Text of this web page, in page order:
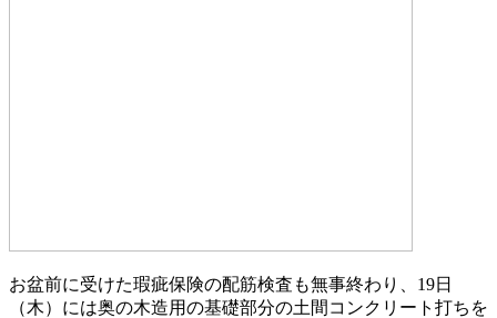
お盆前に受けた瑕疵保険の配筋検査も無事終わり、19日
（木）には奥の木造用の基礎部分の土間コンクリート打ちを